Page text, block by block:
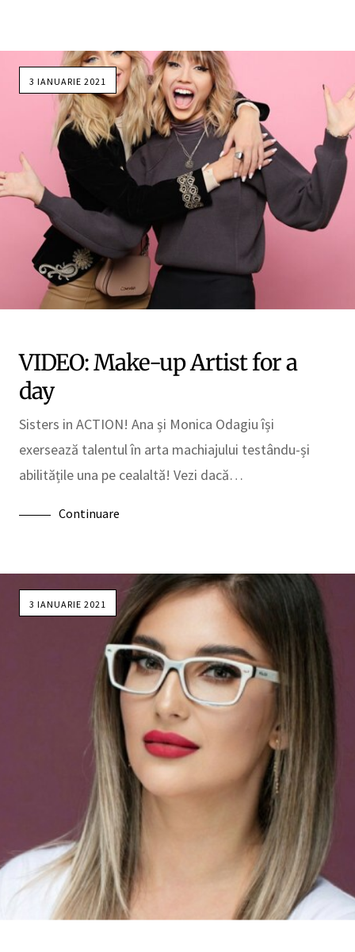
3 IANUARIE 2021
VIDEO: Make-up Artist for a
day
Sisters in ACTION! Ana și Monica Odagiu își
exersează talentul în arta machiajului testându-și
abilitățile una pe cealaltă! Vezi dacă…
Continuare
3 IANUARIE 2021